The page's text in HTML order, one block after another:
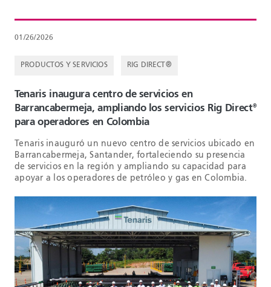
01/26/2026
PRODUCTOS Y SERVICIOS RIG DIRECT®
Tenaris inaugura centro de servicios en
Barrancabermeja, ampliando los servicios Rig Direct®
para operadores en Colombia
Tenaris inauguró un nuevo centro de servicios ubicado en
Barrancabermeja, Santander, fortaleciendo su presencia
de servicios en la región y ampliando su capacidad para
apoyar a los operadores de petróleo y gas en Colombia.